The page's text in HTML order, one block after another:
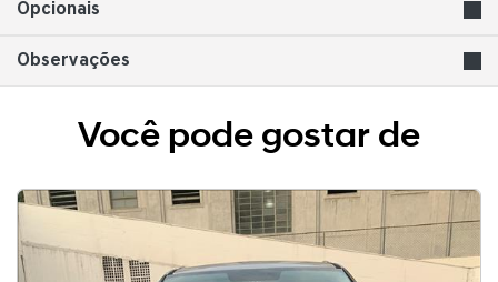
Opcionais
Observações
Você pode gostar de